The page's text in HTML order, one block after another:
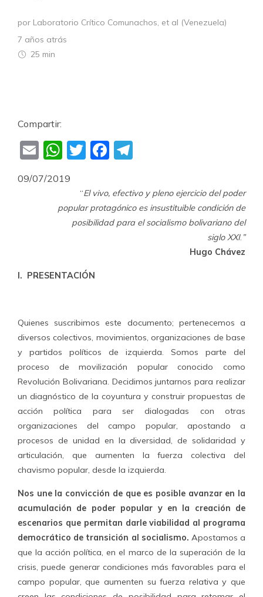
por Laboratorio Crítico Comunachos, et al (Venezuela)
7 años atrás
25 min
Compartir:
EmailWhatsApp
TwitterFacebook
09/07/2019
“El vivo, efectivo y pleno ejercicio del poder
popular protagónico es insustituible condición de
posibilidad para el socialismo bolivariano del
siglo XXI. ”
Hugo Chávez
I. PRESENTACIÓN
Quienes suscribimos este documento; pertenecemos a
diversos colectivos, movimientos, organizaciones de base
y partidos políticos de izquierda. Somos parte del
proceso de movilización popular conocido como
Revolución Bolivariana. Decidimos juntarnos para realizar
un diagnóstico de la coyuntura y construir propuestas de
acción política para ser dialogadas con otras
organizaciones del campo popular, apostando a
procesos de unidad en la diversidad, de solidaridad y
articulación, que aumenten la fuerza colectiva del
chavismo popular, desde la izquierda.
Nos une la convicción de que es posible avanzar en la
acumulación de poder popular y en la creación de
escenarios que permitan darle viabilidad al programa
democrático de transición al socialismo. Apostamos a
que la acción política, en el marco de la superación de la
crisis, puede generar condiciones más favorables para el
campo popular, que aumenten su fuerza relativa y que